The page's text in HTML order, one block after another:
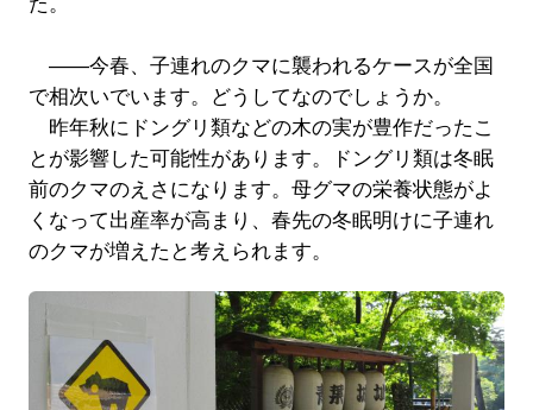
――今春、子連れのクマに襲われるケースが全国
で相次いでいます。どうしてなのでしょうか。
昨年秋にドングリ類などの木の実が豊作だったこ
とが影響した可能性があります。ドングリ類は冬眠
前のクマのえさになります。母グマの栄養状態がよ
くなって出産率が高まり、春先の冬眠明けに子連れ
のクマが増えたと考えられます。